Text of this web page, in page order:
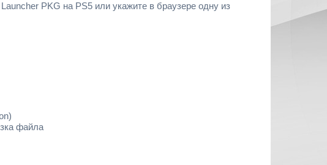
PKG на PS5 или укажите в браузере одну из
файла